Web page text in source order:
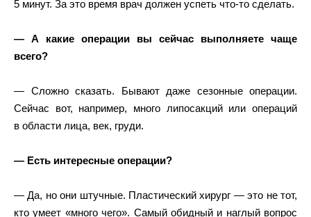
5 минут. За это время врач должен успеть что-то сделать.
— А какие операции вы сейчас выполняете чаще
всего?
— Сложно сказать. Бывают даже сезонные операции.
Сейчас вот, например, много липосакций или операций
в области лица, век, груди.
— Есть интересные операции?
— Да, но они штучные. Пластический хирург — это не тот,
кто умеет «много чего». Самый обидный и наглый вопрос